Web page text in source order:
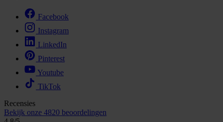
Facebook
Instagram
LinkedIn
Pinterest
Youtube
TikTok
Recensies
Bekijk onze 4820 beoordelingen